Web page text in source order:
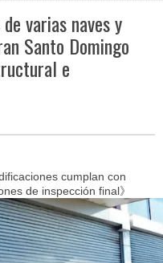
varias naves y
Santo Domingo
e
cumplan con
de inspección final》